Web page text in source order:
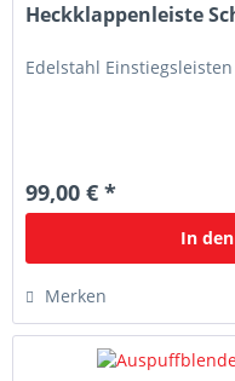
Heckklappenleiste
Edelstahl
99,00 € *
In den
Merken